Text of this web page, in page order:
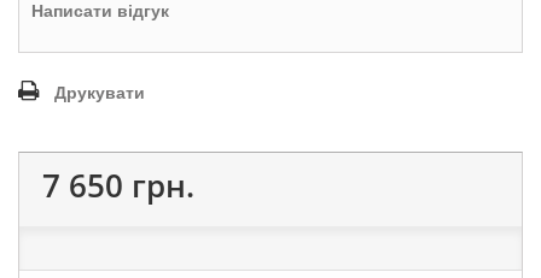
Написати відгук
Друкувати
7 650 грн.